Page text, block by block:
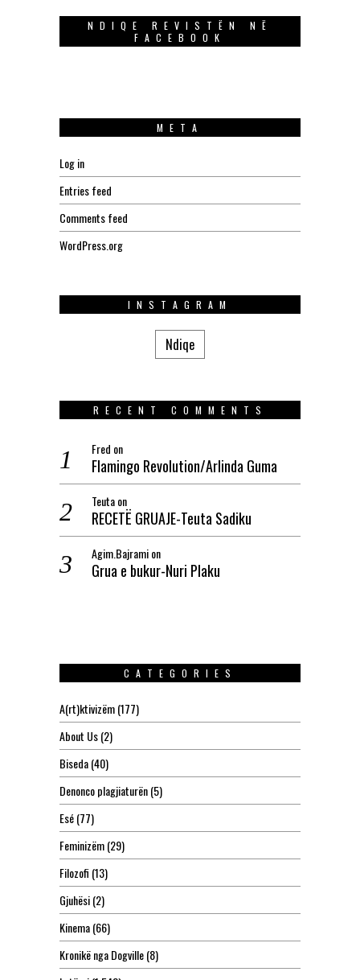
NDIQE REVISTËN NË
FACEBOOK
META
Log in
Entries feed
Comments feed
WordPress.org
INSTAGRAM
Ndiqe
RECENT COMMENTS
Fred on
Flamingo Revolution/Arlinda Guma
Teutaon
RECETË GRUAJE-Teuta Sadiku
Agim.Bajramion
Grua e bukur-Nuri Plaku
CATEGORIES
A(rt)ktivizëm(177)
About Us(2)
Biseda(40)
Denonco plagjiaturën(5)
Esé(77)
Feminizëm(29)
Filozofi (13)
Gjuhësi(2)
Kinema(66)
Kronikë nga Dogville(8)